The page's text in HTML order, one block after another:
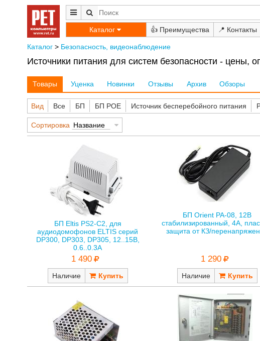
Каталог 👍 📍
Каталог> Безопасность, видеонаблюдение
Источники питания для систем безопасности - цены,
Товары Уценка Новинки Отзывы Архив Обзоры
Вид Все БП БП POE Источник бесперебойного питания
Сортировка Название
БП Eltis PS2-C2, для
аудиодомофонов ELTIS cерий
DP300, DP303, DP305, 12..15В,
0.6..0.3А
1 490
Наличие
БП Orient PA-08, 12В
стабилизированный, 4А,
защита от КЗ/
1 290
Наличие